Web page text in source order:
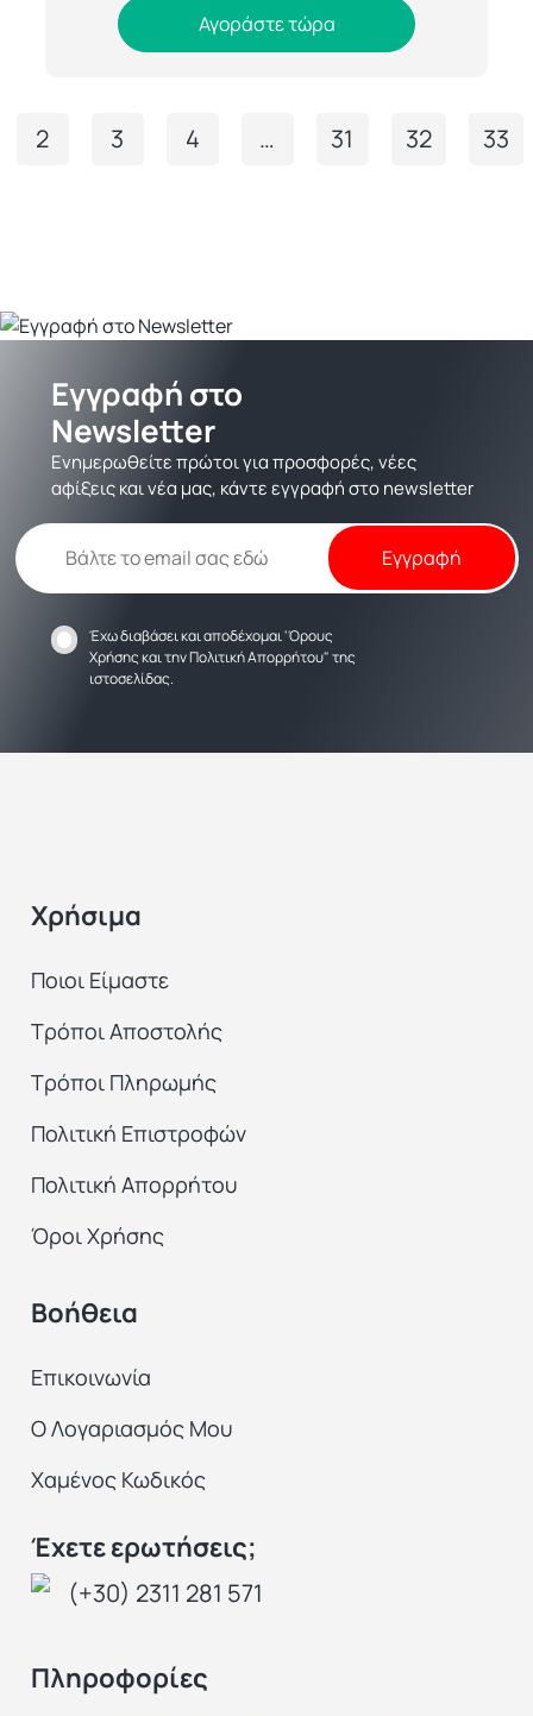
Αγοράστε τώρα
2 3 4 … 31 32 33
Εγγραφή στο
Newsletter
Ενημερωθείτε πρώτοι για προσφορές, νέες
αφίξεις και νέα μας, κάντε εγγραφή στο newsletter
Έχω διαβάσει και αποδέχομαι'Όρους
Χρήσηςκαι τηνΠολιτική Απορρήτου" της
ιστοσελίδας.
Χρήσιμα
Ποιοι Είμαστε
Τρόποι Αποστολής
Τρόποι Πληρωμής
Πολιτική Επιστροφών
Πολιτική Απορρήτου
Όροι Χρήσης
Βοήθεια
Επικοινωνία
Ο Λογαριασμός Μου
Χαμένος Κωδικός
Έχετε ερωτήσεις;
(+30) 2311 281 571
Πληροφορίες